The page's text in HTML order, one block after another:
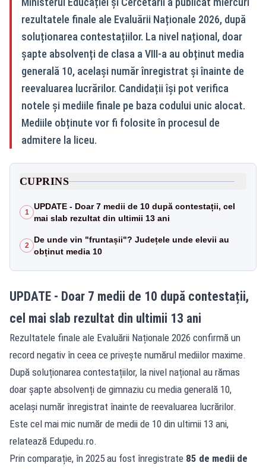
rezultatele finale ale Evaluării Naționale 2026, după
soluționarea contestațiilor. La nivel național, doar
șapte absolvenți de clasa a VIII-a au obținut media
generală 10, același număr înregistrat și înainte de
reevaluarea lucrărilor. Candidații își pot verifica
notele și mediile finale pe baza codului unic alocat.
Mediile obținute vor fi folosite în procesul de
admitere la liceu.
CUPRINS
1
UPDATE - Doar 7 medii de 10 după contestații, cel
mai slab rezultat din ultimii 13 ani
2
De unde vin "fruntașii"? Județele unde elevii au
obținut media 10
UPDATE - Doar 7 medii de 10 după contestații,
cel mai slab rezultat din ultimii 13 ani
Rezultatele finale ale Evaluării Naționale 2026 confirmă un
record negativ în ceea ce privește numărul mediilor maxime.
După soluționarea contestațiilor, la nivel național au rămas
doar șapte absolvenți de gimnaziu cu media generală 10,
același număr înregistrat înainte de reevaluarea lucrărilor.
Este cel mai mic număr de medii de 10 din ultimii 13 ani,
relatează Edupedu.ro.
Prin comparație, în 2025 au fost înregistrate 85 de medii de